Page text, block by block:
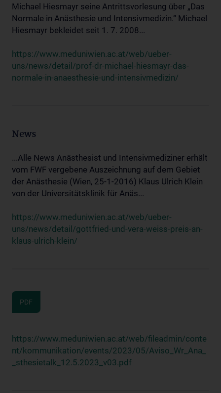
Michael Hiesmayr seine Antrittsvorlesung über „Das
Normale in Anästhesie und Intensivmedizin.“ Michael
Hiesmayr bekleidet seit 1. 7. 2008...
https://www.meduniwien.ac.at/web/ueber-
uns/news/detail/prof-dr-michael-hiesmayr-das-
normale-in-anaesthesie-und-intensivmedizin/
News
...Alle News Anästhesist und Intensivmediziner erhält
vom FWF vergebene Auszeichnung auf dem Gebiet
der Anästhesie (Wien, 25-1-2016) Klaus Ulrich Klein
von der Universitätsklinik für Anäs...
https://www.meduniwien.ac.at/web/ueber-
uns/news/detail/gottfried-und-vera-weiss-preis-an-
klaus-ulrich-klein/
PDF
https://www.meduniwien.ac.at/web/fileadmin/conte
nt/kommunikation/events/2023/05/Aviso_Wr_Ana_
_sthesietalk_12.5.2023_v03.pdf